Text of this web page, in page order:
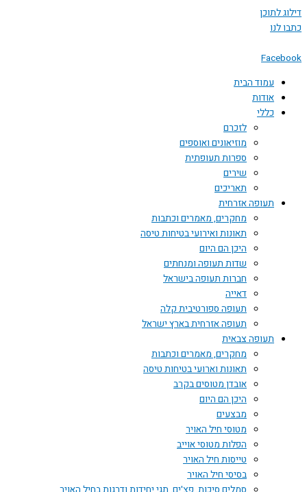
דילוג לתוכן
כתבו לנו
Facebook
עמוד הבית
אודות
כללי
לזכרם
מוזיאונים ואוספים
ספרות תעופתית
שירים
תאריכים
תעופה אזרחית
מחקרים, מאמרים וכתבות
תאונות ואירועי בטיחות טיסה
היכן הם היום
שדות תעופה ומנחתים
חברות תעופה בישראל
דאייה
תעופה ספורטיבית קלה
תעופה אזרחית בארץ ישראל
תעופה צבאית
מחקרים, מאמרים וכתבות
תאונות וארועי בטיחות טיסה
אובדן מטוסים בקרב
היכן הם היום
מבצעים
מטוסי חיל האויר
הפלות מטוסי אוייב
טייסות חיל האויר
בסיסי חיל האויר